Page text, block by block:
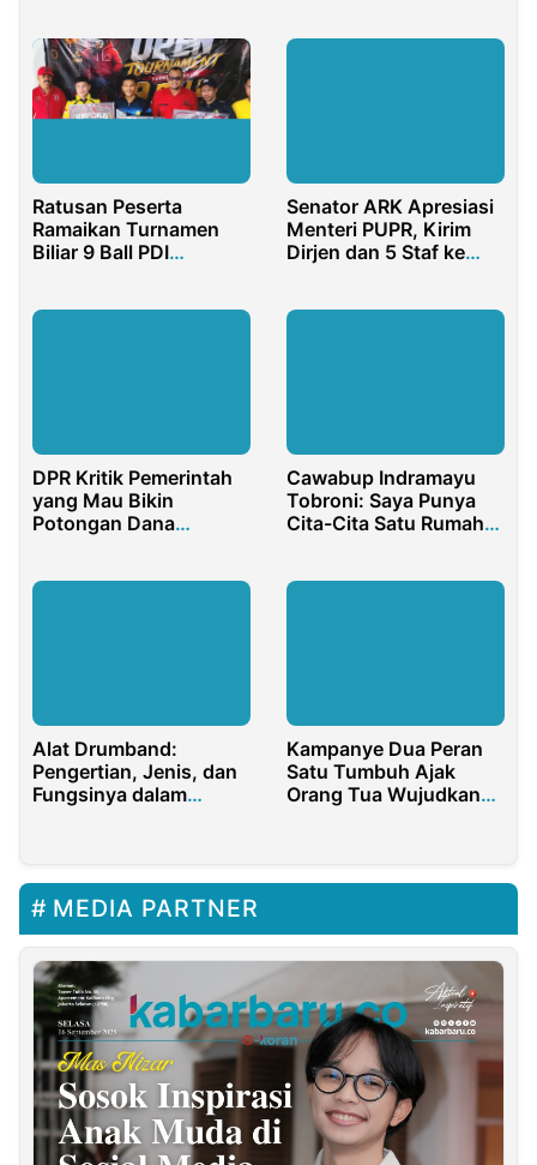
Ratusan Peserta
Ramaikan Turnamen
Biliar 9 Ball PDI
Senator ARK Apresiasi
Menteri PUPR, Kirim
Dirjen dan 5 Staf ke
DPR Kritik Pemerintah
yang Mau Bikin
Potongan Dana
Cawabup Indramayu
Tobroni: Saya Punya
Cita-Cita Satu Rumah
Alat Drumband:
Pengertian, Jenis, dan
Fungsinya dalam
Kampanye Dua Peran
Satu Tumbuh Ajak
Orang Tua Wujudkan
MEDIA PARTNER